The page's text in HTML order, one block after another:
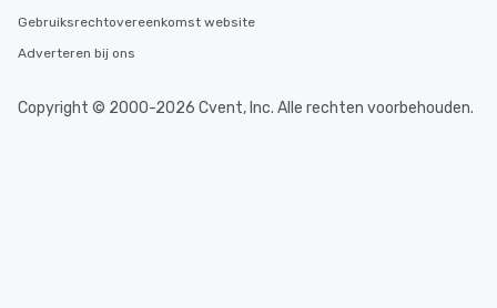
Gebruiksrechtovereenkomst website
Adverteren bij ons
Copyright © 2000-2026 Cvent, Inc. Alle rechten voorbehouden.